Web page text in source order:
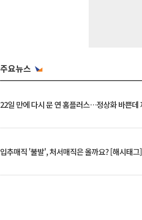
주요뉴스
22일 만에 다시 문 연 홈플러스…정상화 바쁜데
입추매직 '불발', 처서매직은 올까요? [해시태그]